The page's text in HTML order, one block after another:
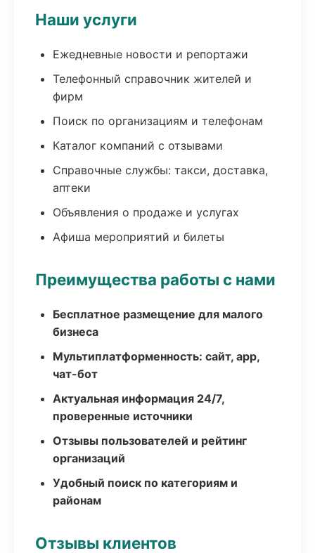
Наши услуги
Ежедневные новости и репортажи
Телефонный справочник жителей и
фирм
Поиск по организациям и телефонам
Каталог компаний с отзывами
Справочные службы: такси, доставка,
аптеки
Объявления о продаже и услугах
Афиша мероприятий и билеты
Преимущества работы с нами
Бесплатное размещение для малого
бизнеса
Мультиплатформенность: сайт, app,
чат-бот
Актуальная информация 24/7,
проверенные источники
Отзывы пользователей и рейтинг
организаций
Удобный поиск по категориям и
районам
Отзывы клиентов